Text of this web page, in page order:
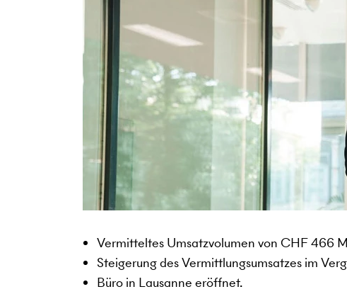
Vermitteltes Umsatzvolumen von CHF 466
Steigerung des Vermittlungsumsatzes im
Büro in Lausanne eröffnet.